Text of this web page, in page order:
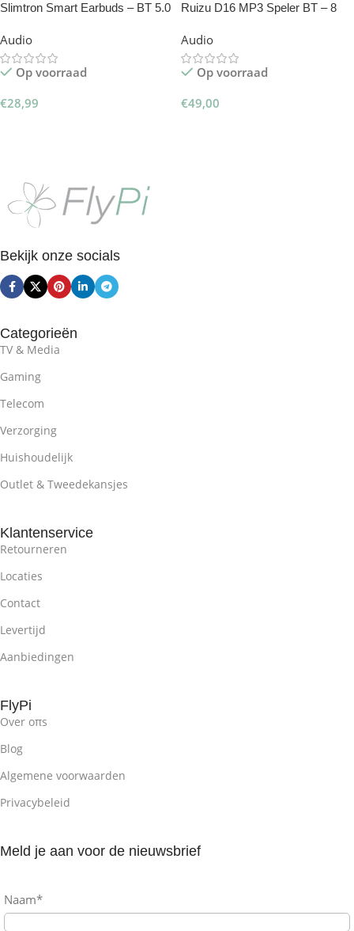
Slimtron Smart Earbuds – BT 5.0
Audio
Op voorraad
€28,99
Ruizu D16 MP3 Speler BT – 8
Audio
Op voorraad
€49,00
Bekijk onze socials
Categorieën
TV & Media
Gaming
Telecom
Verzorging
Huishoudelijk
Outlet & Tweedekansjes
Klantenservice
Retourneren
Locaties
Contact
Levertijd
Aanbiedingen
FlyPi
Over oπs
Blog
Algemene voorwaarden
Privacybeleid
Meld je aan voor de nieuwsbrief
Naam*